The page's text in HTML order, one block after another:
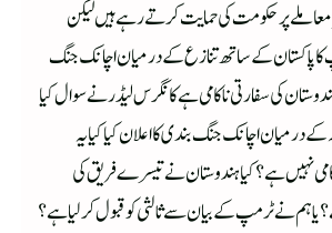
معاملے پر حکومت کی حمایت کرتے رہے ہیں لیکن
کا پاکستان کے ساتھ تنازع کے درمیان اچانک جنگ
کی سفارتی ناکامی ہے کانگرس لیڈر نے سوال کیا
درمیان اچانک جنگ بندی کا اعلان کیا کیا یہ
نہیں ہے؟ کیا ہندوستان نے تیسرے فریق کی
یا ہم نے ٹرمپ کے بیان سے ثالثی کو قبول کر لیا ہے؟